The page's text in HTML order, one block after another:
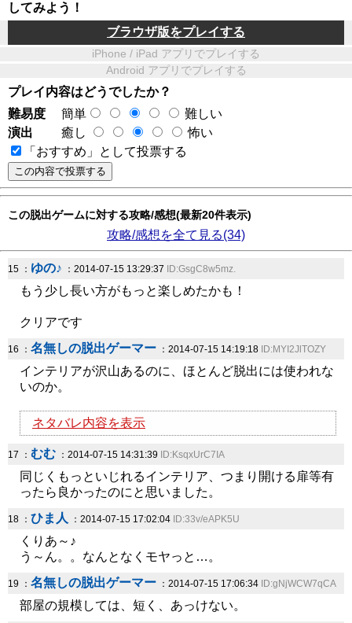
してみよう！
ブラウザ版をプレイする
iPhone / iPad アプリでプレイする
Android アプリでプレイする
プレイ内容はどうでしたか？
難易度
簡単
難しい
演出
癒し
怖い
「おすすめ」として投票する
この脱出ゲームに対する攻略/感想(最新20件表示)
攻略/感想を全て見る(34)
15 ： ゆの♪ ：2014-07-15 13:29:37 ID:GsgC8w5mz.
もう少し長い方がもっと楽しめたかも！
クリアです
16 ： 名無しの脱出ゲーマー ：2014-07-15 14:19:18 ID:MYI2JlTOZY
インテリアが沢山あるのに、ほとんど脱出には使われな
いのか。
ネタバレ内容を表示
17 ： むむ ：2014-07-15 14:31:39 ID:KsqxUrC7IA
同じくもっといじれるインテリア、つまり開ける扉等有
ったら良かったのにと思いました。
18 ： ひま人 ：2014-07-15 17:02:04 ID:33v/eAPK5U
くりあ～♪
う～ん。。なんとなくモヤっと…。
19 ： 名無しの脱出ゲーマー ：2014-07-15 17:06:34 ID:gNjWCW7qCA
部屋の規模しては、短く、あっけない。